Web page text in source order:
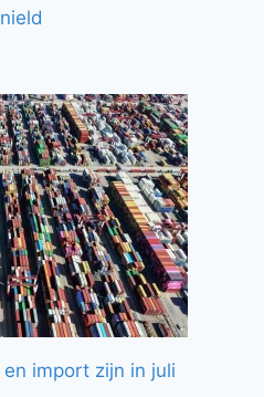
import zijn in juli